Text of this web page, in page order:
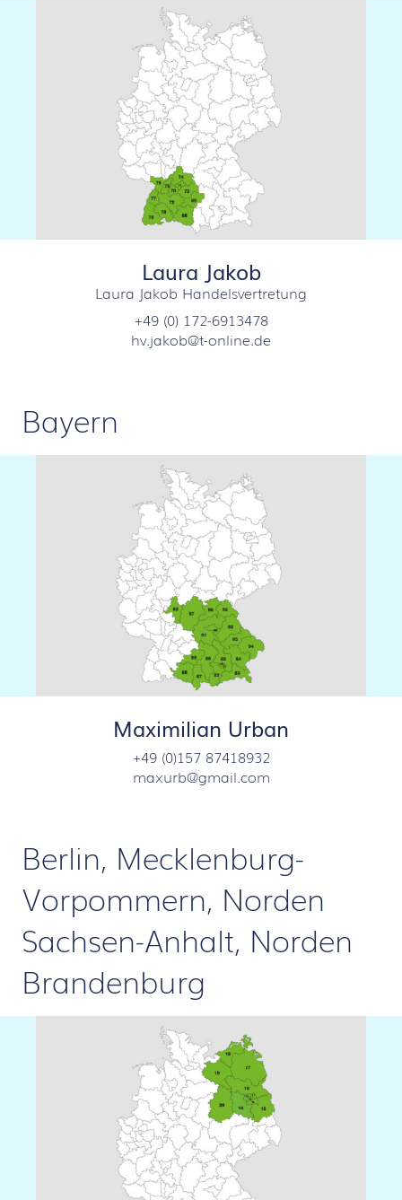
Laura Jakob
Laura Jakob Handelsvertretung
+49 (0) 172-6913478
hv.jakob@t-online.de
Bayern
Maximilian Urban
+49 (0)157 87418932
maxurb@gmail.com
Berlin, Mecklenburg-
Vorpommern, Norden
Sachsen-Anhalt, Norden
Brandenburg